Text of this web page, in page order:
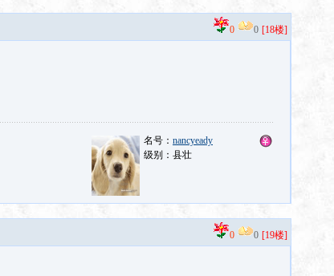
0 0 [18楼]
名号： nancyeady
级别：县壮
0 0 [19楼]